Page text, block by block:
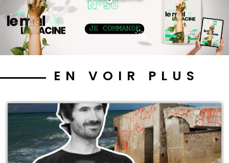
EN VOIR PLUS